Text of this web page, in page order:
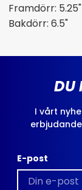
Framdörr: 5.25"
Bakdörr: 6.5"
DU
I vårt
E-post